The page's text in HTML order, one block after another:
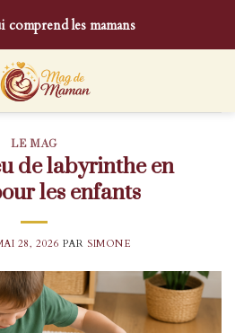
comprend les mamans
LE MAG
de labyrinthe en
les enfants
28, 2026 PAR SIMONE